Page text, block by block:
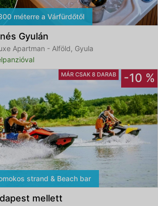
méterre a Várfürdőtől
Gyulán
Apartman - Alföld, Gyula
MÁR CSAK 8 DARAB -10 %
strand & Beach bar
mellett